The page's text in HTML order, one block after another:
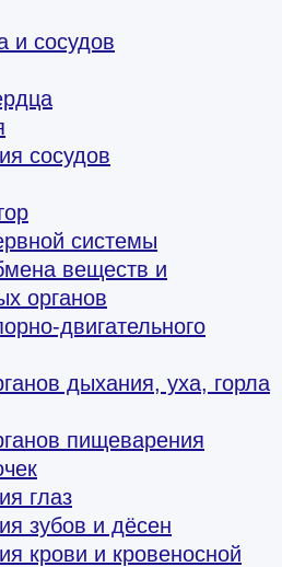
и сосудов
сосудов
системы
веществ и
органов
двигательного
дыхания, уха, горла
пищеварения
глаз
зубов и дёсен
крови и кровеносной